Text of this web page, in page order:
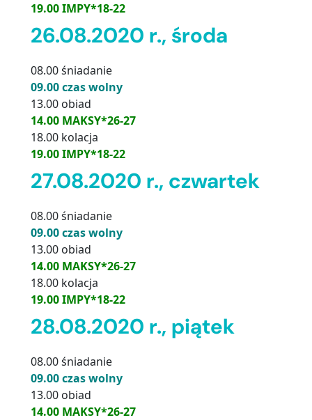
19.00 IMPY*18-22
26.08.2020 r., środa
08.00 śniadanie
09.00 czas wolny
13.00 obiad
14.00 MAKSY*26-27
18.00 kolacja
19.00 IMPY*18-22
27.08.2020 r., czwartek
08.00 śniadanie
09.00 czas wolny
13.00 obiad
14.00 MAKSY*26-27
18.00 kolacja
19.00 IMPY*18-22
28.08.2020 r., piątek
08.00 śniadanie
09.00 czas wolny
13.00 obiad
14.00 MAKSY*26-27